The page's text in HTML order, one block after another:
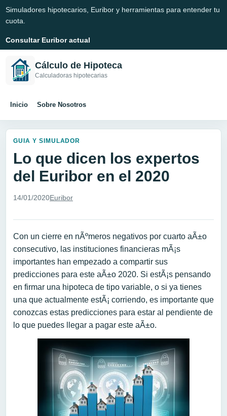
Simuladores hipotecarios, Euribor y herramientas para entender tu
cuota.
Consultar Euribor actual
Cálculo de Hipoteca
Calculadoras hipotecarias
Inicio Sobre Nosotros
GUIA Y SIMULADOR
Lo que dicen los expertos
del Euribor en el 2020
14/01/2020Euribor
Con un cierre en nÃºmeros negativos por cuarto aÃ±o
consecutivo, las instituciones financieras mÃ¡s
importantes han empezado a compartir sus
predicciones para este aÃ±o 2020. Si estÃ¡s pensando
en firmar una hipoteca de tipo variable, o si ya tienes
una que actualmente estÃ¡ corriendo, es importante que
conozcas estas predicciones para estar al pendiente de
lo que puedes llegar a pagar este aÃ±o.